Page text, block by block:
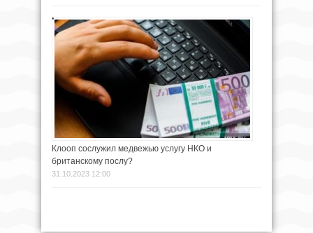
Клооп сослужил медвежью услугу НКО и
британскому послу?
31.10.2023 12:00